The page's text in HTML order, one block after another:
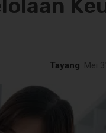
Tayang: Mei